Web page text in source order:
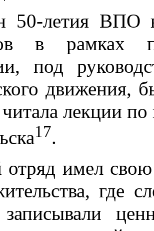
50-летия ВПО
в рамках
под
движения,
читала лекции
17.
имел свою
где